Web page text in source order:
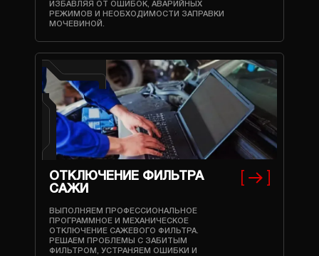
ИЗБАВЛЯЯ ОТ ОШИБОК, АВАРИЙНЫХ
РЕЖИМОВ И НЕОБХОДИМОСТИ ЗАПРАВКИ
МОЧЕВИНОЙ.
ОТКЛЮЧЕНИЕ ФИЛЬТРА
САЖИ
ВЫПОЛНЯЕМ ПРОФЕССИОНАЛЬНОЕ
ПРОГРАММНОЕ И МЕХАНИЧЕСКОЕ
ОТКЛЮЧЕНИЕ САЖЕВОГО ФИЛЬТРА.
РЕШАЕМ ПРОБЛЕМЫ С ЗАБИТЫМ
ФИЛЬТРОМ, УСТРАНЯЕМ ОШИБКИ И